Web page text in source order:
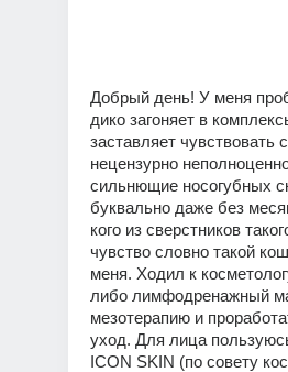
Добрый день! У меня
дико загоняет в
заставляет чувствовать
нецензурно
сильнющие носогубных
буквально даже без
кого из сверстников
чувство словно такой
меня. Ходил к
либо лимфодренажный
мезотерапию и
уход. Для лица
ICON SKIN (по совету